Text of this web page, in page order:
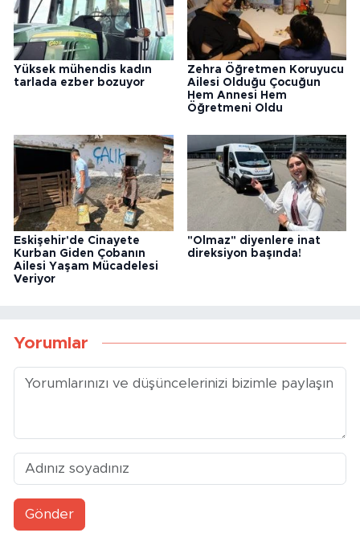
Yüksek mühendis kadın
tarlada ezber bozuyor
Zehra Öğretmen Koruyucu
Ailesi Olduğu Çocuğun
Hem Annesi Hem
Öğretmeni Oldu
Eskişehir'de Cinayete
Kurban Giden Çobanın
Ailesi Yaşam Mücadelesi
Veriyor
"Olmaz" diyenlere inat
direksiyon başında!
Yorumlar
Gönder